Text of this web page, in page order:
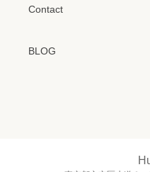
Contact
BLOG